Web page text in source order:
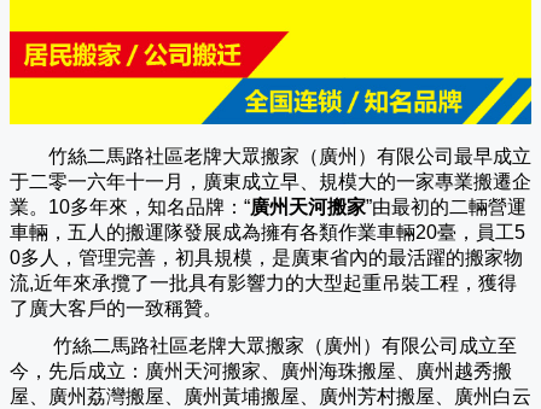
竹絲二馬路社區老牌大眾搬家（廣州）有限公司 最早成立
于二零一六年十一月，廣東成立早、規模大的一家專業搬遷企
業。10多年來，知名品牌：“廣州天河搬家”由最初的二輛營運
車輛，五人的搬運隊發展成為擁有各類作業車輛20臺，員工5
0多人，管理完善，初具規模，是廣東省內的最活躍的搬家物
流,近年來承攬了一批具有影響力的大型起重吊裝工程，獲得
了廣大客戶的一致稱贊。
竹絲二馬路社區老牌大眾搬家（ 廣州 ）有限公司成立至
今，先后成立：廣州天河搬家、廣州海珠搬屋、廣州越秀搬
屋、廣州荔灣搬屋、廣州黃埔搬屋、廣州芳村搬屋、廣州白云